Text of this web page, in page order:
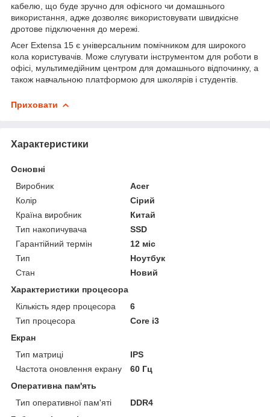
кабелю, що буде зручно для офісного чи домашнього
використання, адже дозволяє використовувати швидкісне
дротове підключення до мережі.
Acer Extensa 15 є універсальним помічником для широкого
кола користувачів. Може слугувати інструментом для роботи в
офісі, мультимедійним центром для домашнього відпочинку, а
також навчальною платформою для школярів і студентів.
Приховати
Характеристики
Основні
Виробник
Acer
Колір
Сірий
Країна виробник
Китай
Тип накопичувача
SSD
Гарантійний термін
12 міс
Тип
Ноутбук
Стан
Новий
Характеристики процесора
Кількість ядер процесора
6
Тип процесора
Core i3
Екран
Тип матриці
IPS
Частота оновлення екрану
60 Гц
Оперативна пам'ять
Тип оперативної пам'яті
DDR4